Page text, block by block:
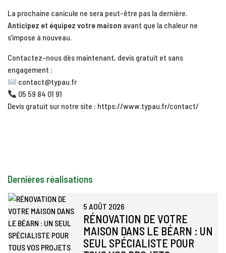
La prochaine canicule ne sera peut-être pas la dernière.
Anticipez et équipez votre maison avant que la chaleur ne
s’impose à nouveau.
Contactez-nous dès maintenant, devis gratuit et sans
engagement :
contact@typau.fr
05 59 84 01 91
Devis gratuit sur notre site : https://www.typau.fr/contact/
Dernières réalisations
5 AOÛT 2026
RÉNOVATION DE VOTRE
MAISON DANS LE BÉARN : UN
SEUL SPÉCIALISTE POUR